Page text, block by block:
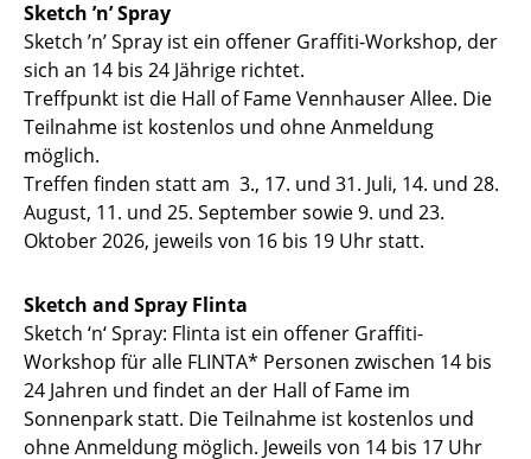
Sketch ’n’ Spray
Sketch ’n’ Spray ist ein offener Graffiti-Workshop, der
sich an 14 bis 24 Jährige richtet.
Treffpunkt ist die Hall of Fame Vennhauser Allee. Die
Teilnahme ist kostenlos und ohne Anmeldung
möglich.
Treffen finden statt am 3., 17. und 31. Juli, 14. und 28.
August, 11. und 25. September sowie 9. und 23.
Oktober 2026, jeweils von 16 bis 19 Uhr statt.
Sketch and Spray Flinta
Sketch ‘n‘ Spray: Flinta ist ein offener Graffiti-
Workshop für alle FLINTA* Personen zwischen 14 bis
24 Jahren und findet an der Hall of Fame im
Sonnenpark statt. Die Teilnahme ist kostenlos und
ohne Anmeldung möglich. Jeweils von 14 bis 17 Uhr